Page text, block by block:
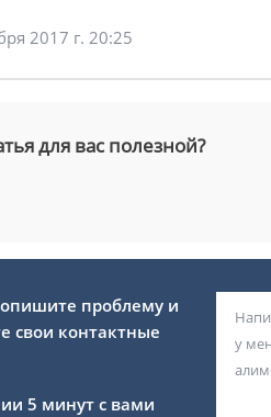
2017 г. 20:25
для вас полезной?
проблему и
свои контактные
5 минут с вами